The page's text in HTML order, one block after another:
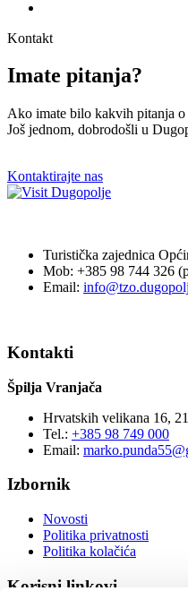
Kontakt
Imate pitanja?
Ako imate bilo kakvih pitanja o
Još jednom, dobrodošli u
Kontaktirajte nas
Turistička zajednica
Mob: +385 98 744 326
Email:
Kontakti
Špilja Vranjača
Hrvatskih velikana 16,
Tel.: +385 98 749 000
Email:
Izbornik
Novosti
Politika privatnosti
Politika kolačića
Korisni linkovi